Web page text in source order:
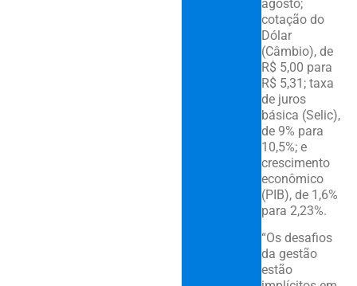
agosto;
cotação do
Dólar
(Câmbio), de
R$ 5,00 para
R$ 5,31; taxa
de juros
básica (Selic),
de 9% para
10,5%; e
crescimento
econômico
(PIB), de 1,6%
para 2,23%.
“Os desafios
da gestão
estão